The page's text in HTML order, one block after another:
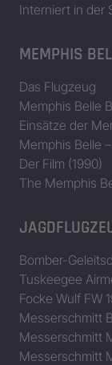
Interniert in der
MEMPHIS
Das Flugzeug
Memphis Belle
Einsätze der
Memphis Belle
Der Film (1990)
The Memphis
Bomber-
Tuskeegee
Focke Wulf FW
Messerschmitt
Messerschmitt
Messerschmitt